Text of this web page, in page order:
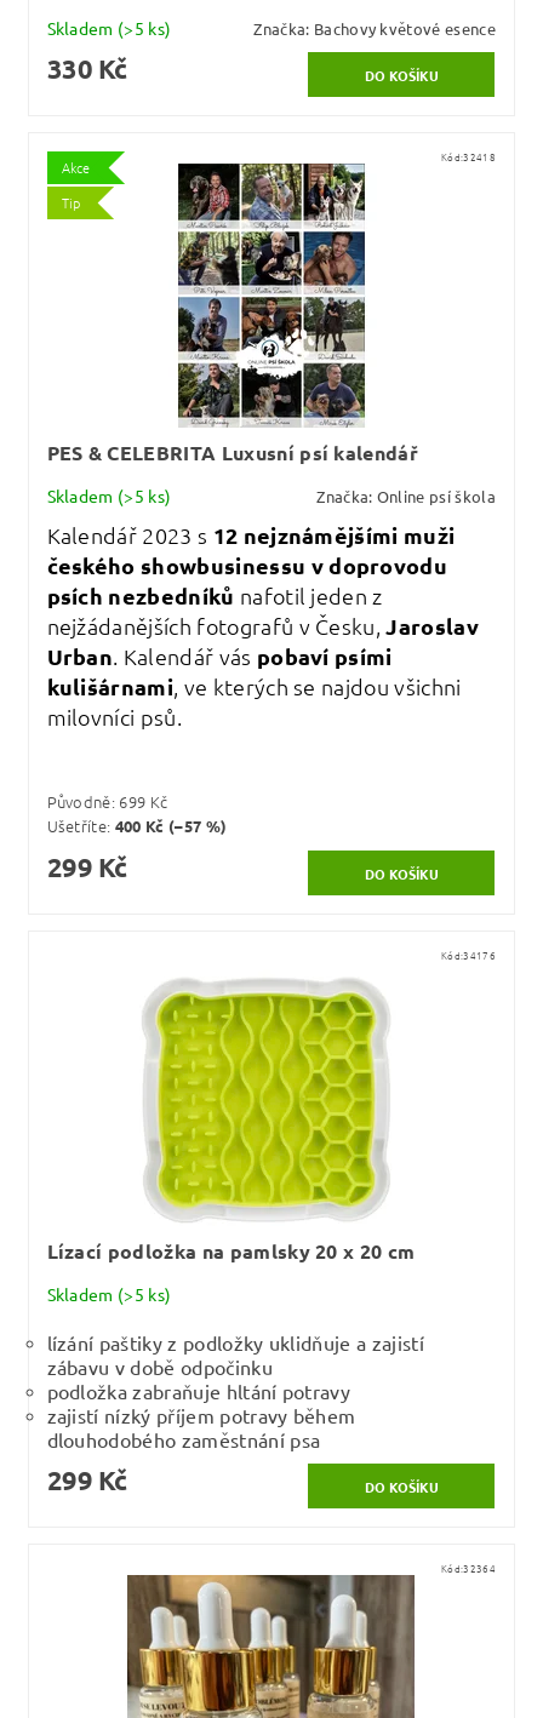
Skladem (>5 ks) Značka: Bachovy květové esence
330 Kč
Akce
Tip
Kód:32418
PES & CELEBRITA Luxusní psí kalendář
Skladem (>5 ks) Značka: Online psí škola
Kalendář 2023 s 12 nejznámějšími muži
českého showbusinessu v doprovodu
psích nezbedníků nafotil jeden z
nejžádanějších fotografů v Česku,Jaroslav
Urban. Kalendář vás pobaví psími
kulišárnami, ve kterých se najdou všichni
milovníci psů.
Původně: 699 Kč
Ušetříte: 400 Kč (–57 %)
299 Kč
Kód:34176
Lízací podložka na pamlsky 20 x 20 cm
Skladem (>5 ks)
lízání paštiky z podložky uklidňuje a zajistí
zábavu v době odpočinku
podložka zabraňuje hltání potravy
zajistí nízký příjem potravy během
dlouhodobého zaměstnání psa
299 Kč
Kód:32364